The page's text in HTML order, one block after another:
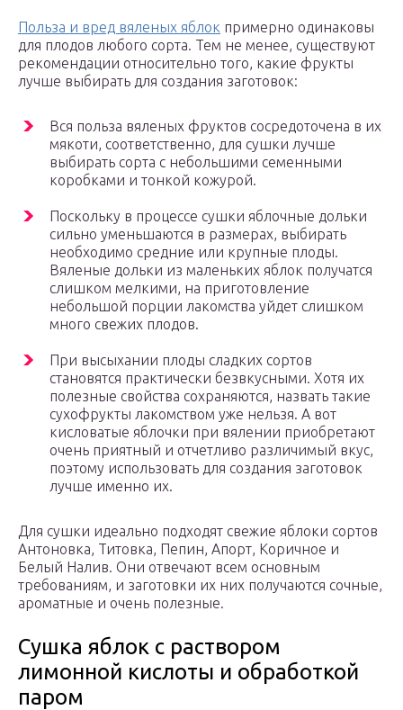
Польза и вред вяленых яблок примерно одинаковы
для плодов любого сорта. Тем не менее, существуют
рекомендации относительно того, какие фрукты
лучше выбирать для создания заготовок:
Вся польза вяленых фруктов сосредоточена в их
мякоти, соответственно, для сушки лучше
выбирать сорта с небольшими семенными
коробками и тонкой кожурой.
Поскольку в процессе сушки яблочные дольки
сильно уменьшаются в размерах, выбирать
необходимо средние или крупные плоды.
Вяленые дольки из маленьких яблок получатся
слишком мелкими, на приготовление
небольшой порции лакомства уйдет слишком
много свежих плодов.
При высыхании плоды сладких сортов
становятся практически безвкусными. Хотя их
полезные свойства сохраняются, назвать такие
сухофрукты лакомством уже нельзя. А вот
кисловатые яблочки при вялении приобретают
очень приятный и отчетливо различимый вкус,
поэтому использовать для создания заготовок
лучше именно их.
Для сушки идеально подходят свежие яблоки сортов
Антоновка, Титовка, Пепин, Апорт, Коричное и
Белый Налив. Они отвечают всем основным
требованиям, и заготовки их них получаются сочные,
ароматные и очень полезные.
Сушка яблок с раствором
лимонной кислоты и обработкой
паром